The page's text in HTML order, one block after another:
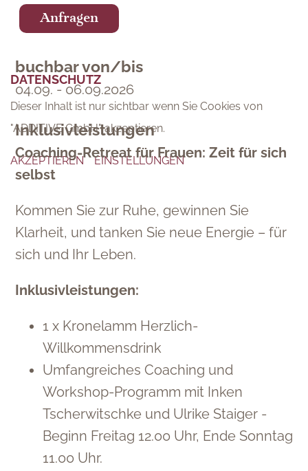
Anfragen
buchbar von/bis
04.09. - 06.09.2026
Inklusivleistungen
Coaching-Retreat für Frauen: Zeit für sich
selbst
Kommen Sie zur Ruhe, gewinnen Sie
Klarheit, und tanken Sie neue Energie – für
sich und Ihr Leben.
Inklusivleistungen:
1 x Kronelamm Herzlich-
Willkommensdrink
Umfangreiches Coaching und
Workshop-Programm mit Inken
Tscherwitschke und Ulrike Staiger -
Beginn Freitag 12.00 Uhr, Ende Sonntag
11.00 Uhr.
DATENSCHUTZ
Dieser Inhalt ist nur sichtbar wenn Sie Cookies von
"Dialogshift GmbH" akzeptieren.
AKZEPTIEREN EINSTELLUNGEN
DATENSCHUTZ
Dieser Inhalt ist nur sichtbar wenn Sie Cookies von
"ADDITIVE GmbH" akzeptieren.
AKZEPTIEREN EINSTELLUNGEN